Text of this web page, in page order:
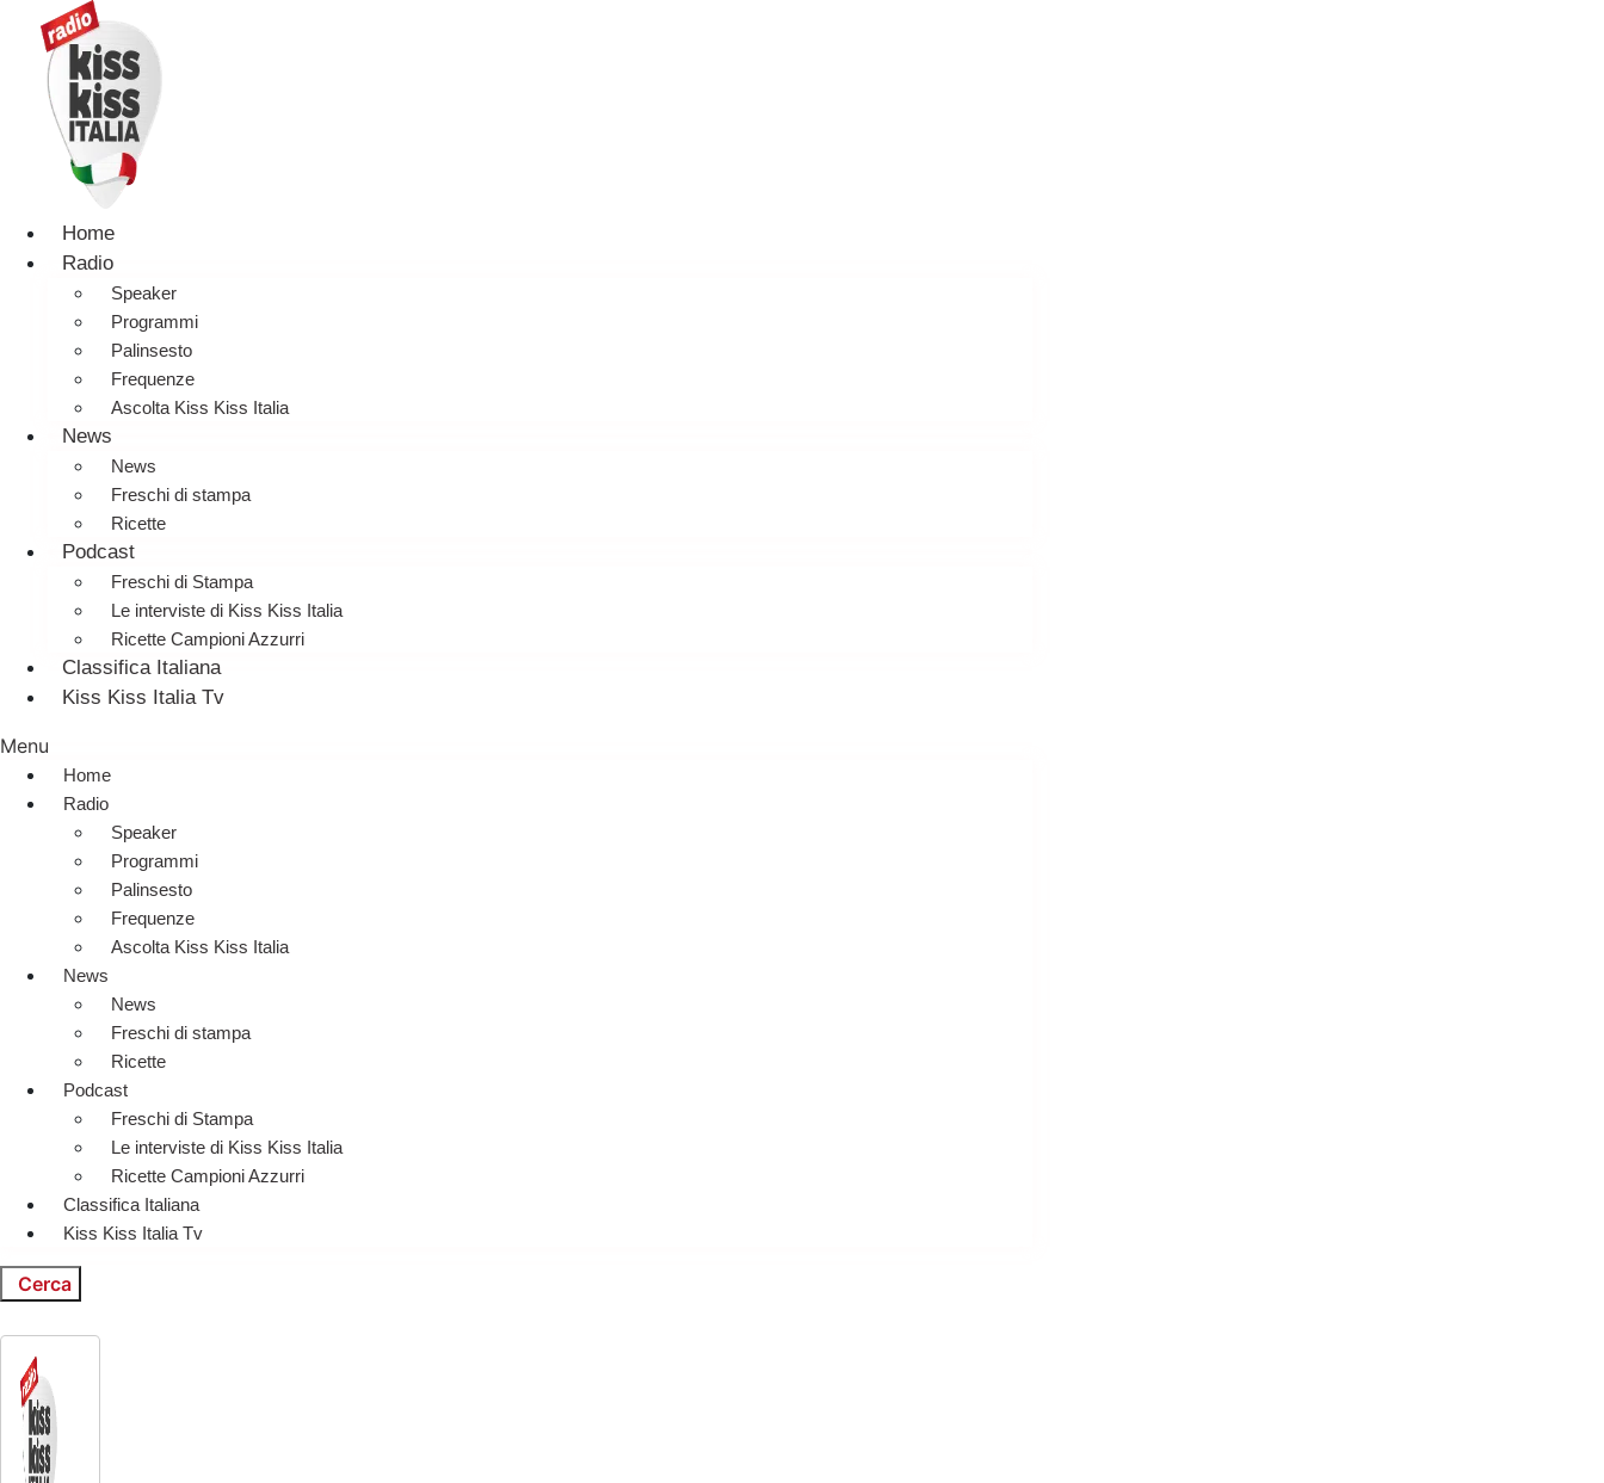
Home
Radio
Speaker
Programmi
Palinsesto
Frequenze
Ascolta Kiss Kiss Italia
News
News
Freschi di stampa
Ricette
Podcast
Freschi di Stampa
Le interviste di Kiss Kiss Italia
Ricette Campioni Azzurri
Classifica Italiana
Kiss Kiss Italia Tv
Menu
Home
Radio
Speaker
Programmi
Palinsesto
Frequenze
Ascolta Kiss Kiss Italia
News
News
Freschi di stampa
Ricette
Podcast
Freschi di Stampa
Le interviste di Kiss Kiss Italia
Ricette Campioni Azzurri
Classifica Italiana
Kiss Kiss Italia Tv
Cerca